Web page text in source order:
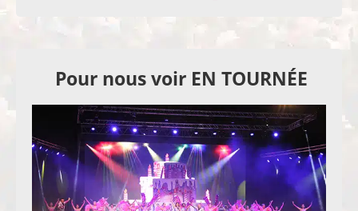
Pour nous voir EN TOURNÉE